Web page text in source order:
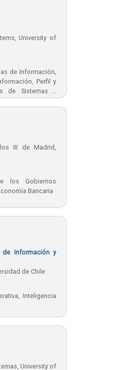
University of
de Información,
Perfil y
de Sistemas y
Innovación y
III de Madrid,
los Gobiernos
Bancaria
de Información y
de Chile
Inteligencia
University of